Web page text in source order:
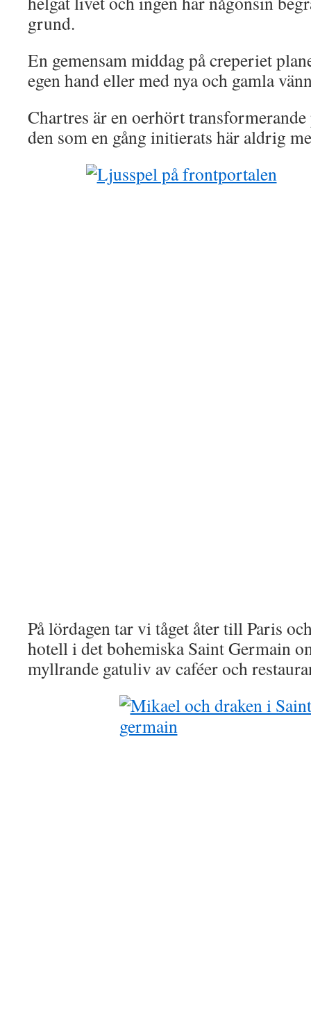
grund.
En gemensam middag på creperiet
egen hand eller med nya och gamla
Chartres är en oerhört transformerande
den som en gång initierats här aldrig
På lördagen tar vi tåget åter till Paris
hotell i det bohemiska Saint Germain
myllrande gatuliv av caféer och